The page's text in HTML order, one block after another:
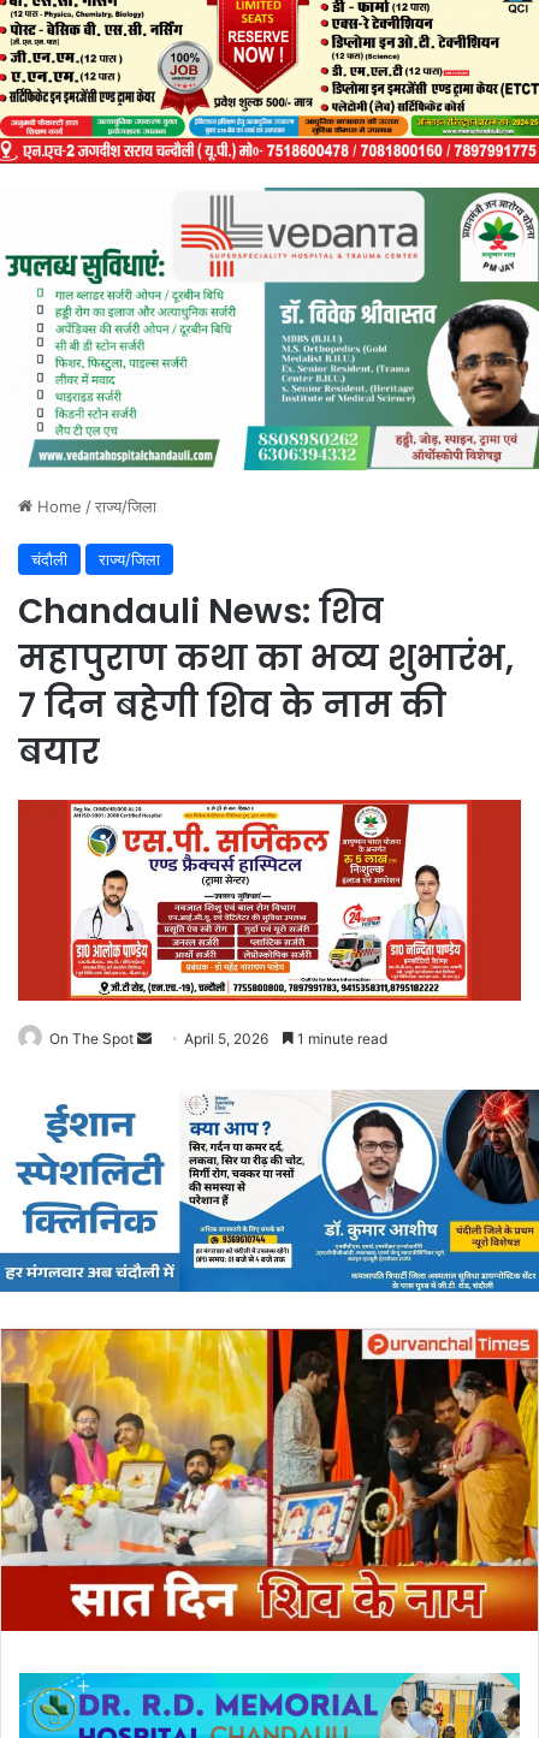
Home /राज्य/जिला
चंदौली राज्य/जिला
Chandauli News: शिव
महापुराण कथा का भव्य शुभारंभ,
7 दिन बहेगी शिव के नाम की
बयार
On The Spot
Send
email
April 5, 2026 1 minute read